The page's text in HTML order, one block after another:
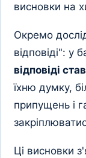
висновки на
Окремо
відповіді": у
відповіді
їхню думку,
припущень і
Ці висновки